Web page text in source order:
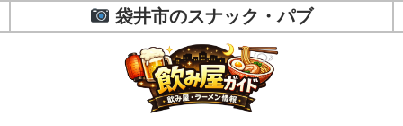
袋井市のスナック・パブ